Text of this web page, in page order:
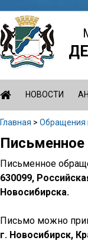
Jump
to
navigation
НОВОСТИ
Вы
здесь
Главная > Обращения
Back
top
Письменное
630099,
Новосибирска.
Письмо можно
г. Новосибирск,